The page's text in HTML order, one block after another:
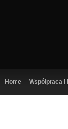
Home Współpraca i